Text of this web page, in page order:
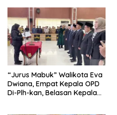
“Jurus Mabuk” Walikota Eva
Dwiana, Empat Kepala OPD
Di-Plh-kan, Belasan Kepala